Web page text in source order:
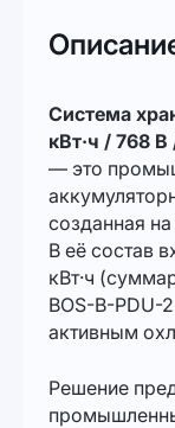
Система
кВт·ч / 768 В
— это
созданная
В её состав
кВт·ч
BOS-B-PDU-
активным
Решение